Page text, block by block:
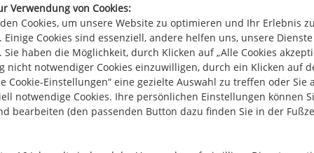
Verwendung von Cookies:
Cookies, um unsere Website zu optimieren und Ihr Erlebnis zu
Einige Cookies sind essenziell, andere helfen uns, unsere
Sie haben die Möglichkeit, durch Klicken auf „Alle Cookies
nicht notwendiger Cookies einzuwilligen, durch ein Klicken auf
Cookie-Einstellungen“ eine gezielte Auswahl zu treffen oder Sie
notwendige Cookies. Ihre persönlichen Einstellungen können
bearbeiten (den passenden Button dazu finden Sie in der
möglich
1500 Pool Pura Vida 2 angeboten)
sowie grob fahrlässigem Verhalten. Siehe
für das Boot. Der Chartergast muss